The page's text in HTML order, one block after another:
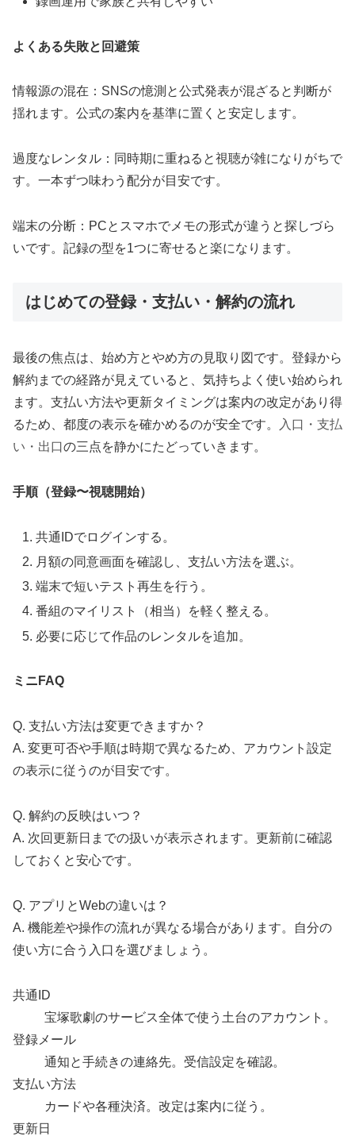
よくある失敗と回避策
情報源の混在：SNSの憶測と公式発表が混ざると判断が
揺れます。公式の案内を基準に置くと安定します。
過度なレンタル：同時期に重ねると視聴が雑になりがちで
す。一本ずつ味わう配分が目安です。
端末の分断：PCとスマホでメモの形式が違うと探しづら
いです。記録の型を1つに寄せると楽になります。
はじめての登録・支払い・解約の流れ
最後の焦点は、始め方とやめ方の見取り図です。登録から
解約までの経路が見えていると、気持ちよく使い始められ
ます。支払い方法や更新タイミングは案内の改定があり得
るため、都度の表示を確かめるのが安全です。
入口・支払
い・出口の三点を静かにたどっていきます。
手順（登録〜視聴開始）
共通IDでログインする。
月額の同意画面を確認し、支払い方法を選ぶ。
端末で短いテスト再生を行う。
番組のマイリスト（相当）を軽く整える。
必要に応じて作品のレンタルを追加。
ミニFAQ
Q. 支払い方法は変更できますか？
A. 変更可否や手順は時期で異なるため、アカウント設定
の表示に従うのが目安です。
Q. 解約の反映はいつ？
A. 次回更新日までの扱いが表示されます。更新前に確認
しておくと安心です。
Q. アプリとWebの違いは？
A. 機能差や操作の流れが異なる場合があります。自分の
使い方に合う入口を選びましょう。
共通ID
宝塚歌劇のサービス全体で使う土台のアカウント。
登録メール
通知と手続きの連絡先。受信設定を確認。
支払い方法
カードや各種決済。改定は案内に従う。
更新日